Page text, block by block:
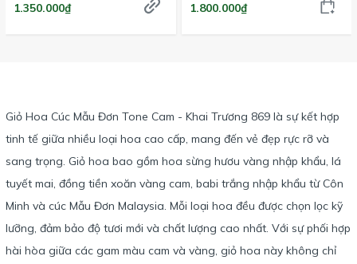
1.350.000₫
1.800.000₫
Giỏ Hoa Cúc Mẫu Đơn Tone Cam - Khai Trương 869 là sự kết hợp
tinh tế giữa nhiều loại hoa cao cấp, mang đến vẻ đẹp rực rỡ và
sang trọng. Giỏ hoa bao gồm hoa sừng hươu vàng nhập khẩu, lá
tuyết mai, đồng tiền xoăn vàng cam, babi trắng nhập khẩu từ Côn
Minh và cúc Mẫu Đơn Malaysia. Mỗi loại hoa đều được chọn lọc kỹ
lưỡng, đảm bảo độ tươi mới và chất lượng cao nhất. Với sự phối hợp
hài hòa giữa các gam màu cam và vàng, giỏ hoa này không chỉ